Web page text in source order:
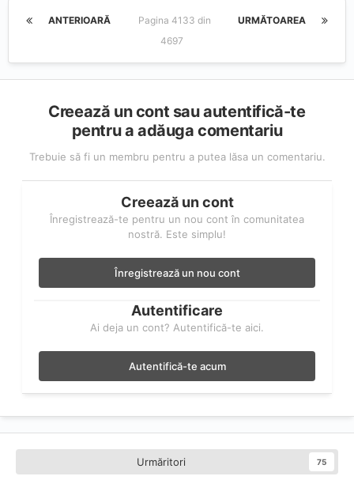
ANTERIOARĂ URMĂTOAREA
Pagina 4133 din
4697
Creează un cont sau autentifică-te
pentru a adăuga comentariu
Trebuie să fi un membru pentru a putea lăsa un comentariu.
Creează un cont
Înregistrează-te pentru un nou cont în comunitatea
nostră. Este simplu!
Înregistrează un nou cont
Autentificare
Ai deja un cont? Autentifică-te aici.
Autentifică-te acum
Urmăritori 75